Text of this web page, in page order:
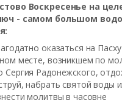
Воскресенье на
- самом большом
оказаться на
месте, возникшем по
Сергия Радонежского,
набрать святой воды
молитвы в часовне